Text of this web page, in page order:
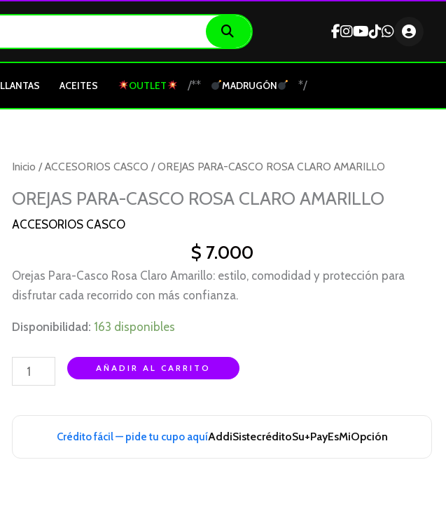
LLANTAS ACEITES OUTLET /** MADRUGÓN */
Inicio /ACCESORIOS CASCO / OREJAS PARA-CASCO ROSA CLARO AMARILLO
OREJAS PARA-CASCO ROSA CLARO AMARILLO
ACCESORIOS CASCO
$ 7.000
Orejas Para-Casco Rosa Claro Amarillo: estilo, comodidad y protección para
disfrutar cada recorrido con más confianza.
Disponibilidad: 163 disponibles
OREJAS
CASCO
ROSA
cantidad
AÑADIR AL CARRITO
Crédito fácil — pide tu cupo aquíAddiSistecréditoSu+PayEsMiOpción